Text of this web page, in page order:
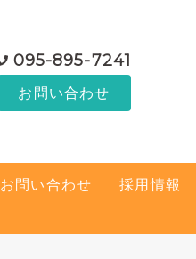
095-895-7241
お問い合わせ
お問い合わせ 採用情報